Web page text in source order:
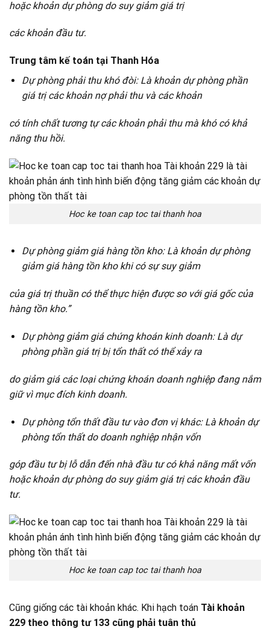
hoặc khoản dự phòng do suy giảm giá trị
các khoản đầu tư.
Trung tâm kế toán tại Thanh Hóa
Dự phòng phải thu khó đòi: Là khoản dự phòng phần
giá trị các khoản nợ phải thu và các khoản
có tính chất tương tự các khoản phải thu mà khó có khả
năng thu hồi.
Hoc ke toan cap toc tai thanh hoa
Dự phòng giảm giá hàng tồn kho: Là khoản dự phòng
giảm giá hàng tồn kho khi có sự suy giảm
của giá trị thuần có thể thực hiện được so với giá gốc của
hàng tồn kho.”
Dự phòng giảm giá chứng khoán kinh doanh: Là dự
phòng phần giá trị bị tổn thất có thể xảy ra
do giảm giá các loại chứng khoán doanh nghiệp đang nắm
giữ vì mục đích kinh doanh.
Dự phòng tổn thất đầu tư vào đơn vị khác: Là khoản dự
phòng tổn thất do doanh nghiệp nhận vốn
góp đầu tư bị lỗ dẫn đến nhà đầu tư có khả năng mất vốn
hoặc khoản dự phòng do suy giảm giá trị các khoản đầu
tư.
Hoc ke toan cap toc tai thanh hoa
Cũng giống các tài khoản khác. Khi hạch toán Tài khoản
229 theo thông tư 133 cũng phải tuân thủ